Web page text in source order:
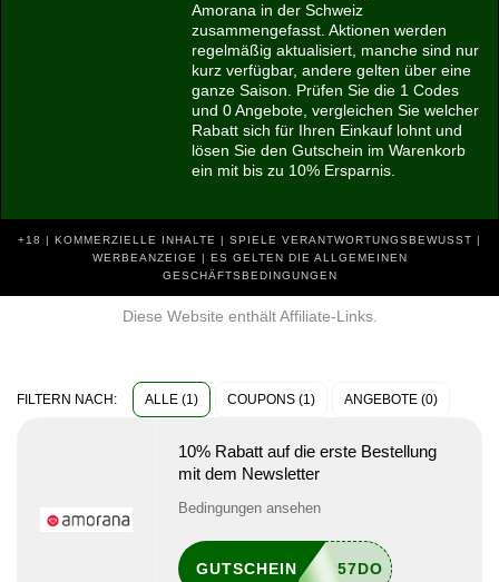
Amorana in der Schweiz
zusammengefasst. Aktionen werden
regelmäßig aktualisiert, manche sind nur
kurz verfügbar, andere gelten über eine
ganze Saison. Prüfen Sie die 1 Codes
und 0 Angebote, vergleichen Sie welcher
Rabatt sich für Ihren Einkauf lohnt und
lösen Sie den Gutschein im Warenkorb
ein mit bis zu 10% Ersparnis.
+18 | KOMMERZIELLE INHALTE | SPIELE VERANTWORTUNGSBEWUSST |
WERBEANZEIGE | ES GELTEN DIE ALLGEMEINEN
GESCHÄFTSBEDINGUNGEN
Diese Website enthält Affiliate-Links.
FILTERN NACH: ALLE (1) COUPONS (1) ANGEBOTE (0)
10% Rabatt auf die erste Bestellung
mit dem Newsletter
Bedingungen ansehen
GUTSCHEIN